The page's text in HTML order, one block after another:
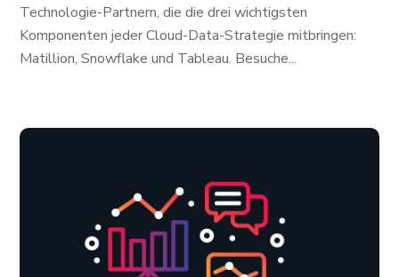
Technologie-Partnern, die die drei wichtigsten
Komponenten jeder Cloud-Data-Strategie mitbringen:
Matillion, Snowflake und Tableau. Besuche...